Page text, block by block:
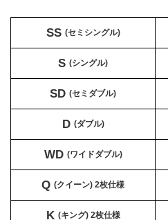
SS (セミシングル)
S (シングル)
SD (セミダブル)
D (ダブル)
WD (ワイドダブル)
Q (クイーン) 2枚仕様
K (キング) 2枚仕様